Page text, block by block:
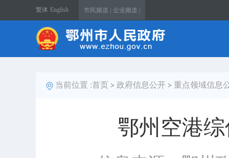
繁体 English 市民频道 | 企业频道 |
当前位置 :首页 > 政府信息公开 > 重点领域信息
鄂州空港